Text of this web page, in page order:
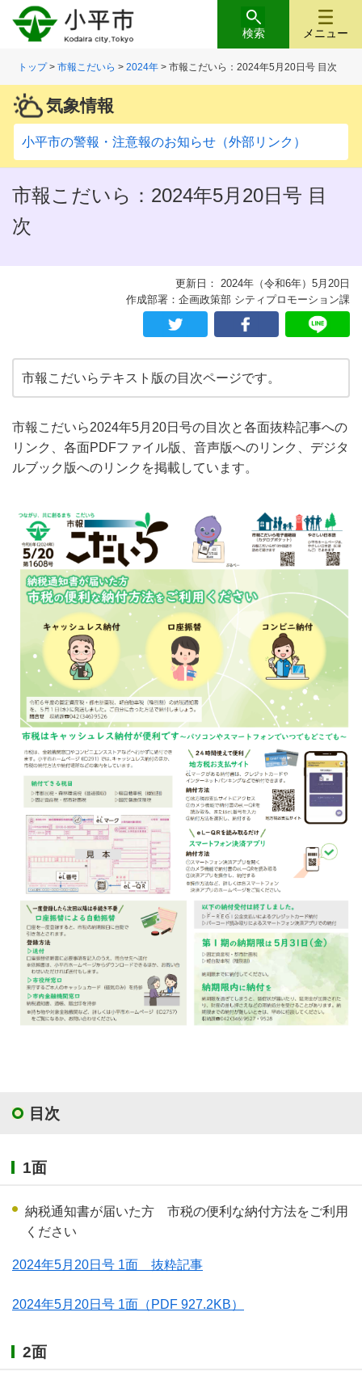
メニュー
検索
トップ>市報こだいら >2024年 > 市報こだいら：2024年5月20日号 目次
気象情報
小平市の警報・注意報のお知らせ（外部リンク）
市報こだいら：2024年5月20日号 目
次
更新日： 2024年（令和6年）5月20日
作成部署：企画政策部 シティプロモーション課
市報こだいらテキスト版の目次ページです。
市報こだいら2024年5月20日号の目次と各面抜粋記事への
リンク、各面PDFファイル版、音声版へのリンク、デジタ
ルブック版へのリンクを掲載しています。
目次
1面
納税通知書が届いた方 市税の便利な納付方法をご利用
ください
2024年5月20日号 1面 抜粋記事
2024年5月20日号 1面 （PDF 927.2KB）
2面